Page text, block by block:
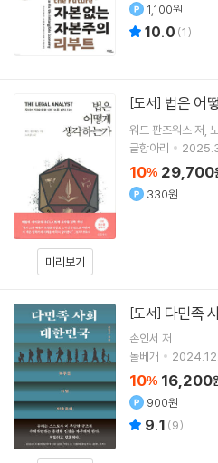
1,100원
10.0 (1)
미리보기
[도서] 법은 어
워드 판즈워스 저
글항아리
10% 29,700
330원
[도서] 다민족
손인서 저
돌베개
10% 16,200
900원
9.1 (9)